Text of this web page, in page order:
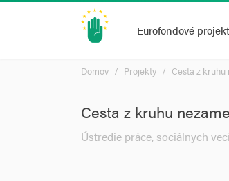
Eurofondové
Domov Projekty Cesta z kruhu
Cesta z kruhu
Ústredie práce, sociálnych